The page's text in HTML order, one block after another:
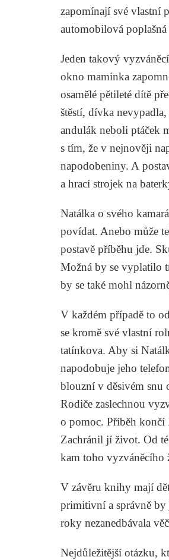
zapomínají své vlastní
automobilová
Jeden takový
okno maminka
osamělé pětileté dítě
štěstí, dívka
andulák neboli ptáček
s tím, že v nejnověji
napodobeniny. A
a hrací strojek na
Natálka o svého
povídat. Anebo může
postavě příběhu jde.
Možná by se vyplatilo
by se také mohl
V každém případě to
se kromě své vlastní
tatínkova. Aby si
napodobuje jeho
blouzní v děsivém snu
Rodiče zaslechnou
o pomoc. Příběh končí
Zachránil jí život. Od
kam toho vyzváněcího
V závěru knihy mají
primitivní a správně
roky nezanedbávala
Nejdůležitější otázku,